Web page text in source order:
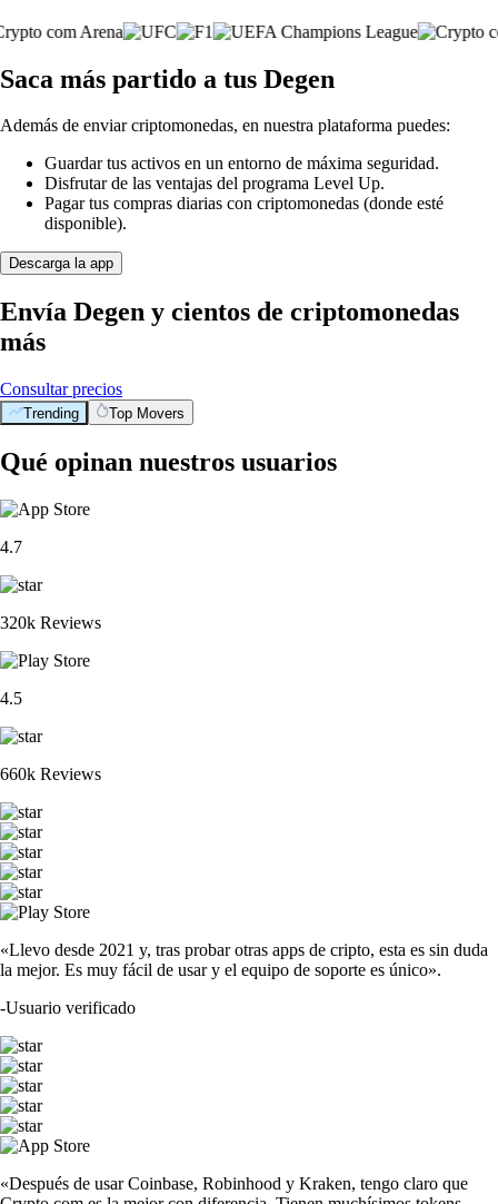
Saca más partido a tus Degen
Además de enviar criptomonedas, en nuestra plataforma puedes:
Guardar tus activos en un entorno de máxima seguridad.
Disfrutar de las ventajas del programa Level Up.
Pagar tus compras diarias con criptomonedas (donde esté
disponible).
Descarga la app
Envía Degen y cientos de criptomonedas
más
Consultar precios
Trending Top Movers
Qué opinan nuestros usuarios
4.7
320k Reviews
4.5
660k Reviews
«Llevo desde 2021 y, tras probar otras apps de cripto, esta es sin duda
la mejor. Es muy fácil de usar y el equipo de soporte es único».
-Usuario verificado
«Después de usar Coinbase, Robinhood y Kraken, tengo claro que